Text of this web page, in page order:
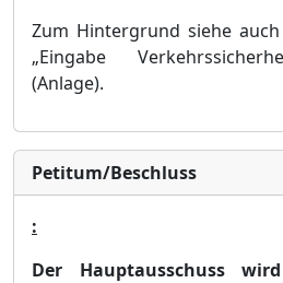
Zum Hintergrund siehe
„Eingabe
(Anlage).
Petitum/Beschluss
:
Der Hauptausschuss